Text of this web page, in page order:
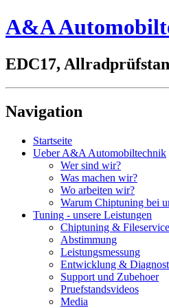
A&A
EDC17,
Navigation
Startseite
Ueber A&A Automobiltechnik
Wer sind wir?
Was machen wir?
Wo arbeiten wir?
Warum Chiptuning bei
Tuning - unsere Leistungen
Chiptuning & Fileservice
Abstimmung
Leistungsmessung
Entwicklung &
Support und Zubehoer
Pruefstandsvideos
Media